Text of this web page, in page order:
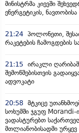
მინისტრმა კიევში
ენერგეტიკის,
21:24 პოლონეთი,
რაკეტების ჩამოგდების
21:15 ირაკლი
შემოწმებისთვის
ადვოკატი
20:58 მტკიცე
სოხუმში ჯგუფ Morandi-
ვადასტურებთ
მთლიანობისადმი ურყევ